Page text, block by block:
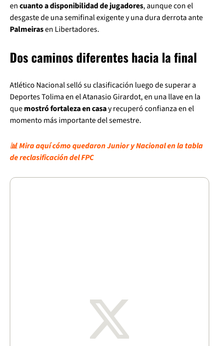
encuanto a disponibilidad de jugadores, aunque con el
desgaste de una semifinal exigente y una dura derrota ante
Palmeirasen Libertadores.
Dos caminos diferentes hacia la final
Atlético Nacional selló su clasificación luego de superar a
Deportes Tolima en el Atanasio Girardot, en una llave en la
quemostró fortaleza en casay recuperó confianza en el
momento más importante del semestre.
📊 Mira aquí cómo quedaron Junior y Nacional en la tabla
de reclasificación del FPC